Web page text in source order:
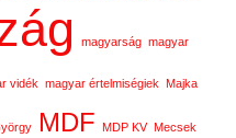
magyarság magyar
vidék magyar értelmiségiek Majka
MDF MDP KV Mecsek